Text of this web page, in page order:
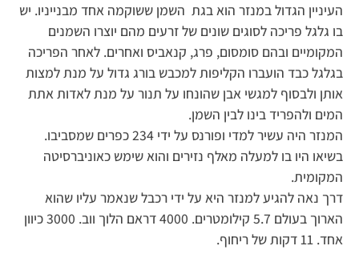
העיניין הגדול במנזר הוא בגת השמן ששוקמה אחד מבנייניו. יש
בו גלגל פריכה לסוגים שונים של זרעים מהם יוצרו השמנים
המקומיים ובהם סומסום, פרג, קנאביס ואחרים. לאחר הפריכה
בגלגל כבד הועברו הקליפות למכבש בורג גדול על מנת למצות
אותן ולבסוף למגשי אבן שהונחו על תנור על מנת לאדות אתת
המים ולהפריד בינו לבין השמן.
המנזר היה עשיר למדי ופורנס על ידי 234 כפרים שמסביבו.
בשיאו היו בו למעלה מאלף נזירים והוא שימש כאוניברסיטה
המקומית.
דרך נאה להגיע למנזר היא על ידי רכבל שנאמר עליו שהוא
הארוך בעולם 5.7 קילומטרים. 4000 דראם הלוך ווב. 3000 כיוון
אחד. 11 דקות של ריחוף.